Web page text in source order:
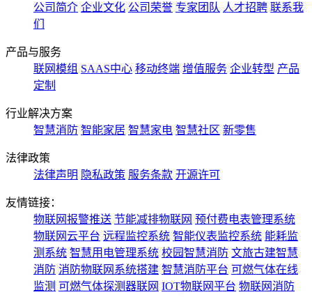
公司简介 企业文化 公司荣誉 专家团队 人才招聘 联系我
们
产品与服务
联网模组 SAAS中心 移动终端 增值服务 企业转型 产品
定制
行业解决方案
智慧消防 智能家居 智慧家电 智慧社区 新零售
法律政策
法律声明 隐私政策 服务条款 开源许可
友情链接：
物联网报警推送 节能减排物联网 预付费电表管理系统
物联网云平台 远程监控系统 智能仪表监控系统 能耗监
测系统 智慧用电管理系统 校园智慧消防 文旅古建智慧
消防 消防物联网系统搭建 智慧消防平台 可燃气体在线
监测 可燃气体探测器联网 IOT物联网平台 物联网消防